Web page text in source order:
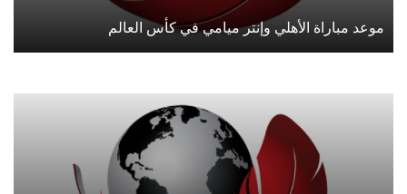
موعد مباراة الأهلي وإنتر ميامي في كأس العالم